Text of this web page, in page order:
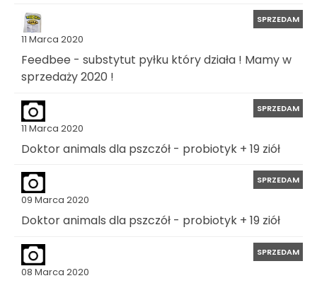
11 Marca 2020
SPRZEDAM
Feedbee - substytut pyłku który działa ! Mamy w
sprzedaży 2020 !
11 Marca 2020
SPRZEDAM
Doktor animals dla pszczół - probiotyk + 19 ziół
09 Marca 2020
SPRZEDAM
Doktor animals dla pszczół - probiotyk + 19 ziół
08 Marca 2020
SPRZEDAM